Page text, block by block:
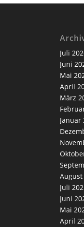
Juli
Juni
Mai
April
März
Januar
August
Juli
Juni
Mai
April